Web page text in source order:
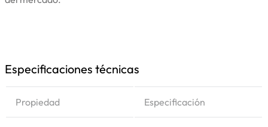
Especificaciones técnicas
Propiedad Especificación